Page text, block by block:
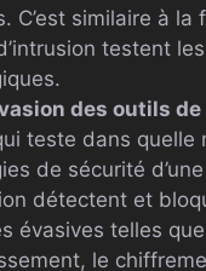
C’est similaire à la
testent
des outils de
teste dans quelle
de sécurité d’une
détectent et
évasives telles que
le